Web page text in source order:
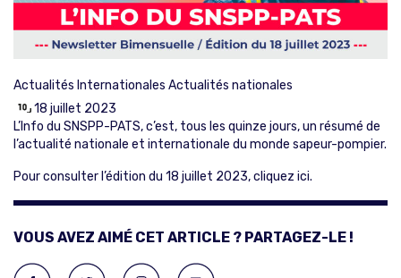
Actualités Internationales Actualités nationales
18 juillet 2023
L’Info du SNSPP-PATS, c’est, tous les quinze jours, un résumé de
l’actualité nationale et internationale du monde sapeur-pompier.
Pour consulter l’édition du 18 juillet 2023,cliquez ici.
VOUS AVEZ AIMÉ CET ARTICLE ? PARTAGEZ-LE !